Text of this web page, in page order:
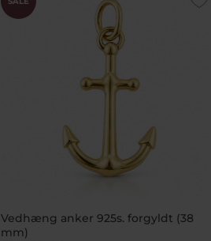
Vedhæng anker 925s. forgyldt (38
mm)